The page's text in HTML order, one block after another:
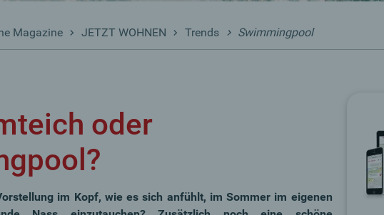
Magazine JETZT WOHNEN Trends Swimmingpool
oder
im Kopf, wie es sich anfühlt, im Sommer im eigenen